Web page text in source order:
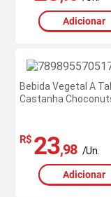
Adicionar
Bebida Vegetal A
Castanha
R$ 23,98 /Un.
Adicionar